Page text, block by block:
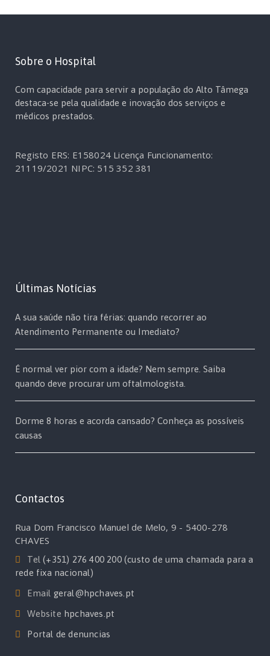
Sobre o Hospital
Com capacidade para servir a população do Alto Tâmega
destaca-se pela qualidade e inovação dos serviços e
médicos prestados.
Registo ERS: E158024 Licença Funcionamento:
21119/2021 NIPC: 515 352 381
Últimas Notícias
A sua saúde não tira férias: quando recorrer ao
Atendimento Permanente ou Imediato?
É normal ver pior com a idade? Nem sempre. Saiba
quando deve procurar um oftalmologista.
Dorme 8 horas e acorda cansado? Conheça as possíveis
causas
Contactos
Rua Dom Francisco Manuel de Melo, 9 - 5400-278
CHAVES
Tel(+351) 276 400 200 (custo de uma chamada para a
rede fixa nacional)
Email geral@hpchaves.pt
Website hpchaves.pt
Portal de denuncias